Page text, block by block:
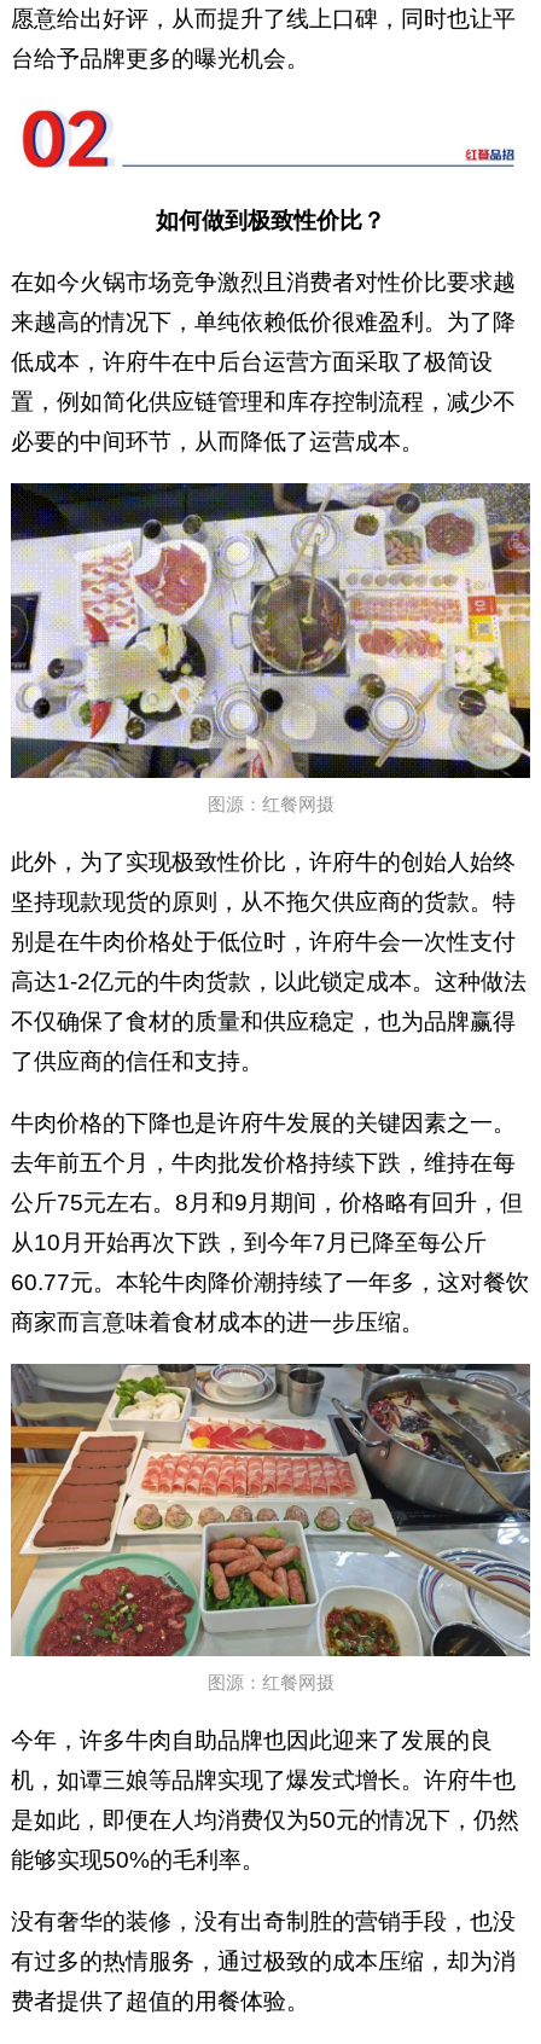
愿意给出好评，从而提升了线上口碑，同时也让平
台给予品牌更多的曝光机会。
如何做到极致性价比？
在如今火锅市场竞争激烈且消费者对性价比要求越
来越高的情况下，单纯依赖低价很难盈利。为了降
低成本，许府牛在中后台运营方面采取了极简设
置，例如简化供应链管理和库存控制流程，减少不
必要的中间环节，从而降低了运营成本。
图源：红餐网摄
此外，为了实现极致性价比，许府牛的创始人始终
坚持现款现货的原则，从不拖欠供应商的货款。特
别是在牛肉价格处于低位时，许府牛会一次性支付
高达1-2亿元的牛肉货款，以此锁定成本。这种做法
不仅确保了食材的质量和供应稳定，也为品牌赢得
了供应商的信任和支持。
牛肉价格的下降也是许府牛发展的关键因素之一。
去年前五个月，牛肉批发价格持续下跌，维持在每
公斤75元左右。8月和9月期间，价格略有回升，但
从10月开始再次下跌，到今年7月已降至每公斤
60.77元。本轮牛肉降价潮持续了一年多，这对餐饮
商家而言意味着食材成本的进一步压缩。
图源：红餐网摄
今年，许多牛肉自助品牌也因此迎来了发展的良
机，如谭三娘等品牌实现了爆发式增长。许府牛也
是如此，即便在人均消费仅为50元的情况下，仍然
能够实现50%的毛利率。
没有奢华的装修，没有出奇制胜的营销手段，也没
有过多的热情服务，通过极致的成本压缩，却为消
费者提供了超值的用餐体验。